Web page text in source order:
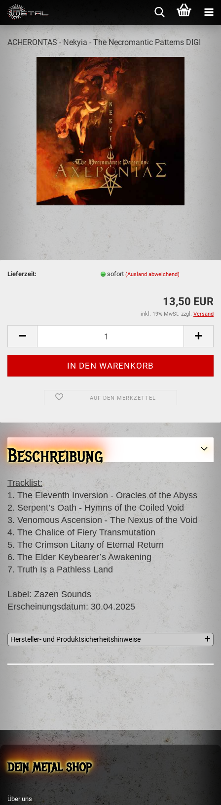
ACHERONTAS - Νekyia - The Necromantic Patterns DIGI
Lieferzeit: sofort(Ausland abweichend)
13,50 EUR
inkl. 19% MwSt. zzgl. Versand
AUF DEN MERKZETTEL
Beschreibung
Tracklist:
1. The Eleventh Inversion - Oracles of the Abyss
2. Serpent’s Oath - Hymns of the Coiled Void
3. Venomous Ascension - The Nexus of the Void
4. The Chalice of Fiery Transmutation
5. The Crimson Litany of Eternal Return
6. The Elder Keybearer’s Awakening
7. Truth Is a Pathless Land
Label: Zazen Sounds
Erscheinungsdatum: 30.04.2025
Hersteller- und Produktsicherheitshinweise
Zazen Sounds
Mpizanioy 50
Acherontasvp9@gmail.com
DEIN METAL SHOP
Über uns